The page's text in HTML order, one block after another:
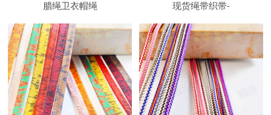
腊绳卫衣帽绳 现货绳带织带-